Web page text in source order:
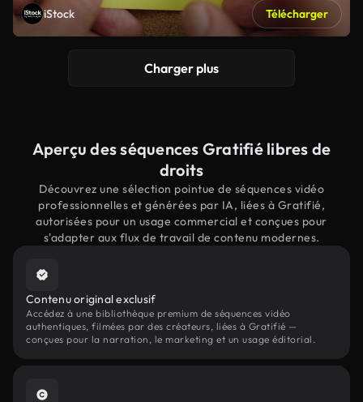
iStock Télécharger
Charger plus
Aperçu des séquences Gratifié libres de
droits
Découvrez une sélection pointue de séquences vidéo
professionnelles et générées par IA, liées à Gratifié,
autorisées pour un usage commercial et conçues pour
s'adapter aux flux de travail de contenu modernes.
Contenu original exclusif
Accédez à une bibliothèque premium de séquences vidéo
authentiques, filmées par des créateurs, liées à Gratifié —
conçues pour la narration, le marketing et un usage éditorial.